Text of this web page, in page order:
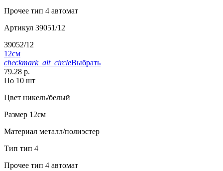
Прочее тип 4 автомат
Артикул 39051/12
39052/12
12см
checkmark_alt_circleВыбрать
79.28 р.
По 10 шт
Цвет никель/белый
Размер 12см
Материал металл/полиэстер
Тип тип 4
Прочее тип 4 автомат